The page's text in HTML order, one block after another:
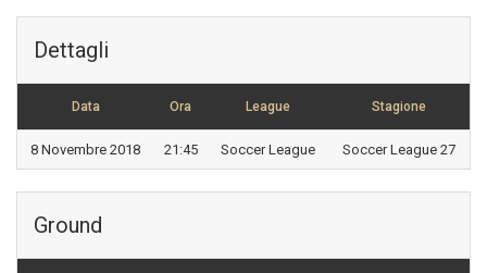
Dettagli
Data Ora League Stagione
8 Novembre 2018 21:45 Soccer League Soccer League 27
Ground